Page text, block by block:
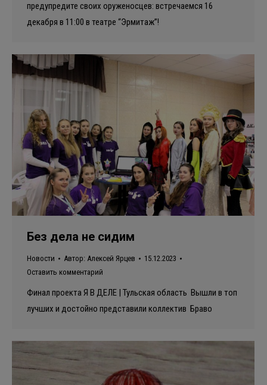
предупредите своих оруженосцев: встречаемся 16
декабря в 11:00 в театре “Эрмитаж”!
Без дела не сидим
Новости Автор: Алексей Ярцев
15.12.2023
Оставить комментарий
Финал проекта Я В ДЕЛЕ | Тульская область Вышли в топ
лучших и достойно представили коллектив Браво